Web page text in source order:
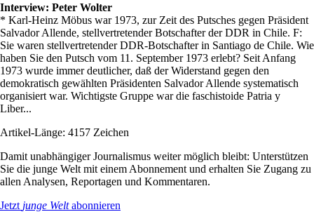
Interview: Peter Wolter
* Karl-Heinz Möbus war 1973, zur Zeit des Putsches gegen Präsident
Salvador Allende, stellvertretender Botschafter der DDR in Chile. F:
Sie waren stellvertretender DDR-Botschafter in Santiago de Chile. Wie
haben Sie den Putsch vom 11. September 1973 erlebt? Seit Anfang
1973 wurde immer deutlicher, daß der Widerstand gegen den
demokratisch gewählten Präsidenten Salvador Allende systematisch
organisiert war. Wichtigste Gruppe war die faschistoide Patria y
Liber...
Artikel-Länge: 4157 Zeichen
Damit unabhängiger Journalismus weiter möglich bleibt: Unterstützen
Sie die junge Welt mit einem Abonnement und erhalten Sie Zugang zu
allen Analysen, Reportagen und Kommentaren.
Jetzt junge Weltabonnieren